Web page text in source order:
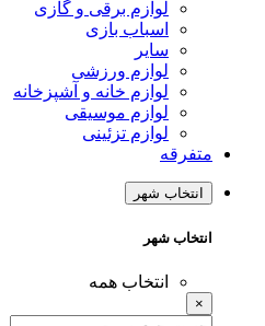
لوازم برقی و گازی
اسباب بازی
سایر
لوازم ورزشی
لوازم خانه و آشپزخانه
لوازم موسیقی
لوازم تزئینی
متفرقه
انتخاب شهر
انتخاب شهر
انتخاب همه
×